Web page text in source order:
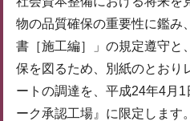
物の品質確保の重要性に鑑み
書［施工編］」の規定遵守と
保を図るため、別紙のとおり
ートの調達を、平成24年4月
ーク承認工場』に限定します。